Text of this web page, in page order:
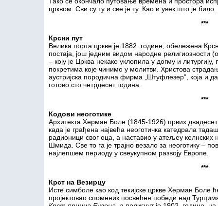
црквом. Сви су ту и све је ту. Као и увек што је било.
***
Крсни пут
Велика порта цркве је 1882. године, обележена
постаја, још једним видом народне религиозности
– коју је Црква некако уклопила у догму и
покретима које чинимо у молитви. Христова
аустријска породична фирма „Штуфлезер”, која и
готово сто четрдесет година.
***
Кодови неоготике
Архитекта Херман Боле (1845-1926) првих
када је грађена највећа неоготичка катедрала
радионици свог оца, а наставио у атељеу
Шмида. Све то га је трајно везало за неоготику –
најлепшем периоду у свеукупном развоју Европе.
***
Крст на Везирцу
Исте симболе као код текијске цркве Херман Боле
пројектовао споменик посвећен победи над